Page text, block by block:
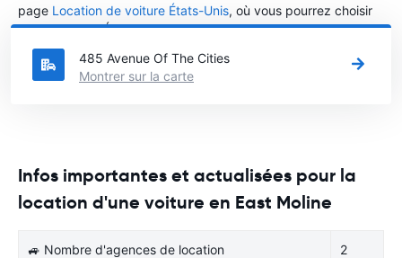
page Location de voiture États-Unis, où vous pourrez choisir
la ville dans le États-Unis où vous souhaitez louer une voiture.
485 Avenue Of The Cities
Montrer sur la carte
Infos importantes et actualisées pour la
location d'une voiture en East Moline
🚙 Nombre d'agences de location 2